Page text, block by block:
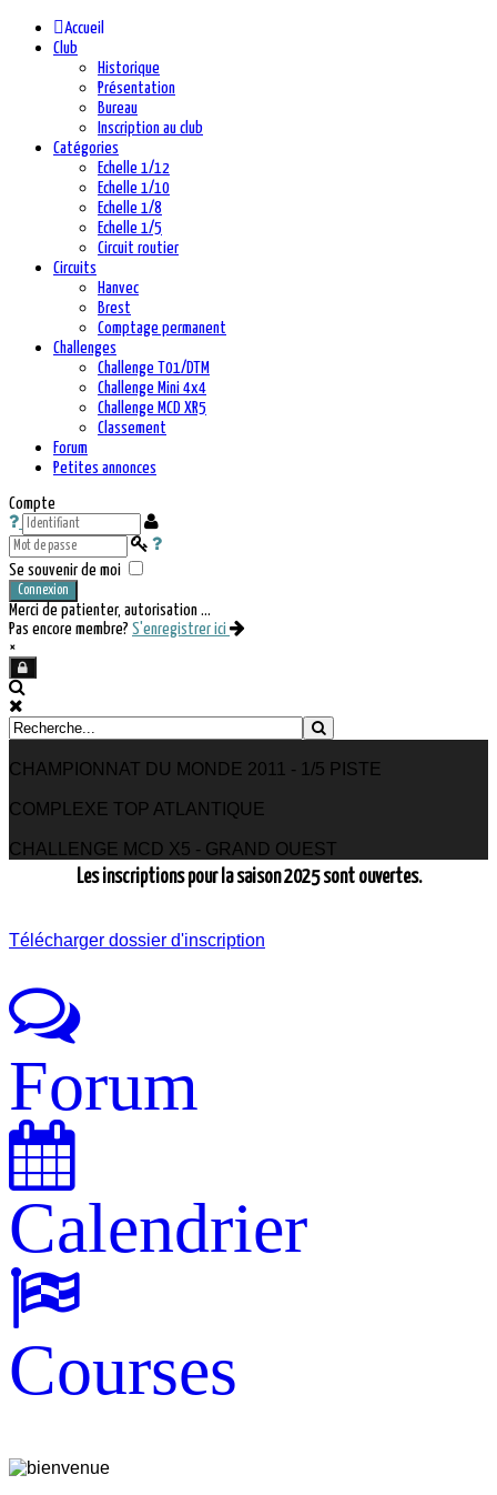
Accueil
Club
Historique
Présentation
Bureau
Inscription au club
Catégories
Echelle 1/12
Echelle 1/10
Echelle 1/8
Echelle 1/5
Circuit routier
Circuits
Hanvec
Brest
Comptage permanent
Challenges
Challenge T01/DTM
Challenge Mini 4x4
Challenge MCD XR5
Classement
Forum
Petites annonces
Compte
Se souvenir de moi
Connexion
Merci de patienter, autorisation ...
Pas encore membre? S'enregistrer ici
×
CHAMPIONNAT DU MONDE 2011 - 1/5 PISTE
COMPLEXE TOP ATLANTIQUE
CHALLENGE MCD X5 - GRAND OUEST
Les inscriptions pour la saison 2025 sont ouvertes.
Télécharger dossier d'inscription
Forum
Calendrier
Courses
précédente
précédent
suivante
suivant